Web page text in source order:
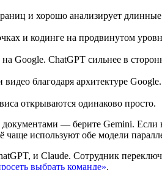
и хорошо анализирует
и кодинге на продвинутом
Google. ChatGPT сильнее в
благодаря архитектуре Google.
открываются одинаково просто.
— берите Gemini.
чаще используют обе модели
и Claude. Сотрудник
выбрать команде».